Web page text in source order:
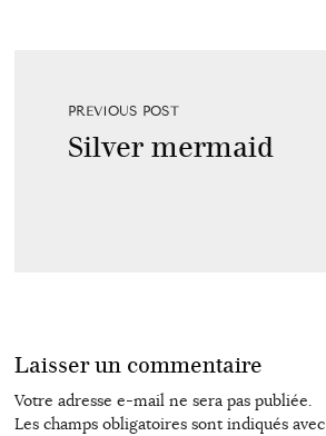
PREVIOUS POST
Silver mermaid
Laisser un commentaire
Votre adresse e-mail ne sera pas publiée.
Les champs obligatoires sont indiqués avec